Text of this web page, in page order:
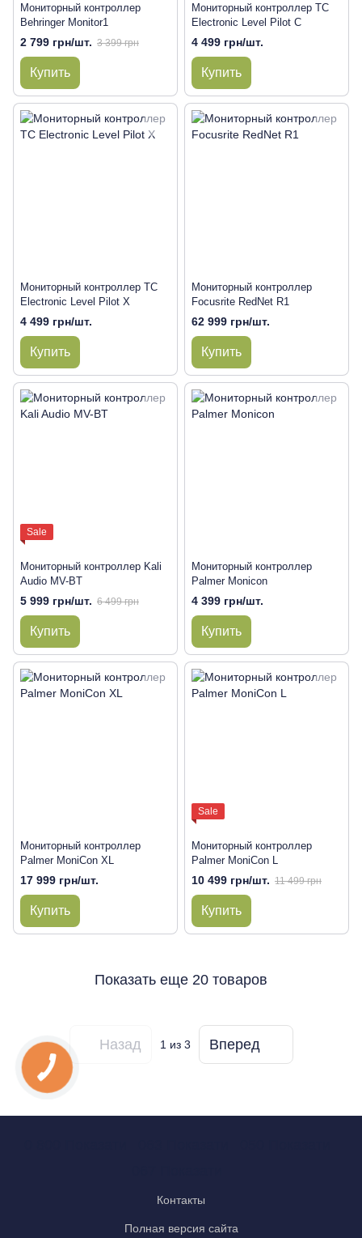
Мониторный контроллер
Behringer Monitor1
2 799 грн/шт. 3 399 грн
Купить
Мониторный контроллер TC
Electronic Level Pilot C
4 499 грн/шт.
Купить
Мониторный контроллер TC
Electronic Level Pilot X
4 499 грн/шт.
Купить
Мониторный контроллер
Focusrite RedNet R1
62 999 грн/шт.
Купить
Sale
Мониторный контроллер Kali
Audio MV-BT
5 999 грн/шт. 6 499 грн
Купить
Мониторный контроллер
Palmer Monicon
4 399 грн/шт.
Купить
Мониторный контроллер
Palmer MoniCon XL
17 999 грн/шт.
Купить
Sale
Мониторный контроллер
Palmer MoniCon L
10 499 грн/шт. 11 499 грн
Купить
Показать еще 20 товаров
Назад 1из 3 Вперед
Контакты
Полная версия сайта